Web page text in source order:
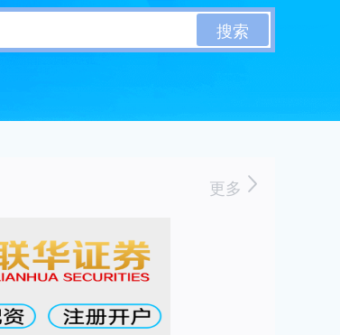
搜索
更多